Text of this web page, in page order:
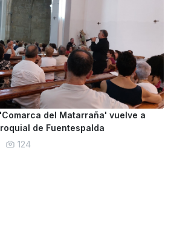
del Matarraña' vuelve a
de Fuentespalda
124